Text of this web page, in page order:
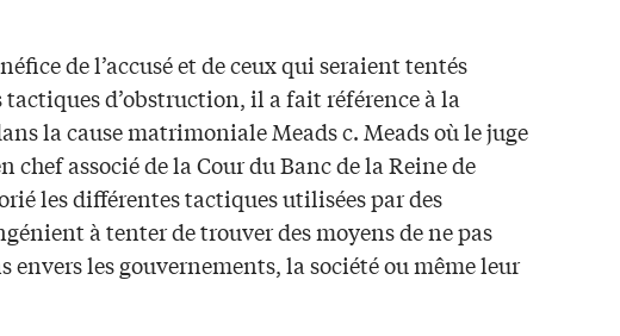
de l’accusé et de ceux qui seraient tentés
tactiques d’obstruction, il a fait référence à la
la cause matrimoniale Meads c. Meads où le juge
chef associé de la Cour du Banc de la Reine de
les différentes tactiques utilisées par des
à tenter de trouver des moyens de ne pas
envers les gouvernements, la société ou même leur